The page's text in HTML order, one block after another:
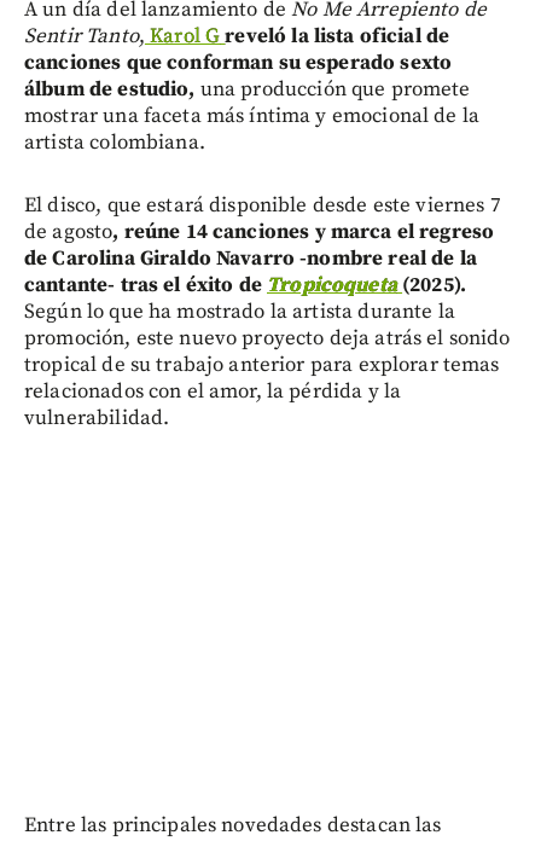
A un día del lanzamiento deNo Me Arrepiento de
Sentir Tanto, Karol Greveló la lista oficial de
canciones que conforman su esperado sexto
álbum de estudio, una producción que promete
mostrar una faceta más íntima y emocional de la
artista colombiana.
El disco, que estará disponible desde este viernes 7
de agosto, reúne 14 canciones y marca el regreso
de Carolina Giraldo Navarro -nombre real de la
cantante- tras el éxito de Tropicoqueta (2025).
Según lo que ha mostrado la artista durante la
promoción, este nuevo proyecto deja atrás el sonido
tropical de su trabajo anterior para explorar temas
relacionados con el amor, la pérdida y la
vulnerabilidad.
Entre las principales novedades destacan las